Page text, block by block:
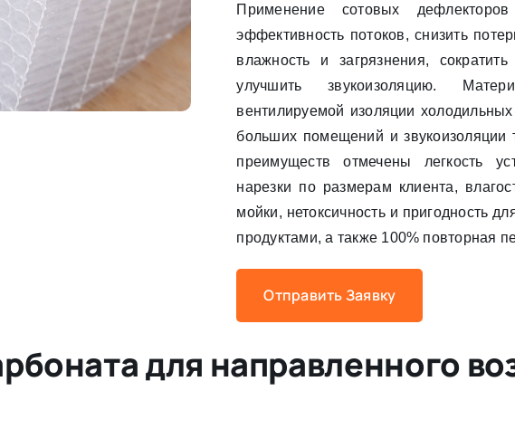
Применение сотовых
эффективность потоков, снизить
влажность и загрязнения,
улучшить звукоизоляцию.
вентилируемой изоляции
больших помещений и звукоизоляции
преимуществ отмечены легкость
нарезки по размерам клиента,
мойки, нетоксичность и пригодность
продуктами, а также 100% повторная
Отправить Заявку
для направленного